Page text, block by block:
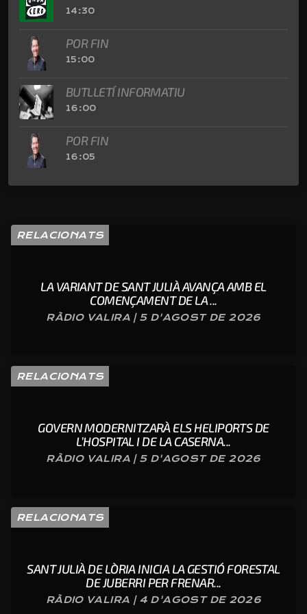
14:30
POR FIN
15:00
BUTLLETÍ INFORMATIU
16:00
POR FIN
16:05
RELACIONATS
LA VARIANT DE SANT JULIÀ AVANÇA AMB EL
COMENÇAMENT DE LA ...
RÀDIO VALIRA | 5 D'AGOST DE 2026
RELACIONATS
GOVERN MODERNITZARÀ ELS HELIPORTS DE
L’HOSPITAL I DE LA CASERNA...
RÀDIO VALIRA | 5 D'AGOST DE 2026
RELACIONATS
SANT JULIÀ DE LÒRIA INICIA LA GESTIÓ FORESTAL
DE JUBERRI PER FRENAR...
RÀDIO VALIRA | 4 D'AGOST DE 2026